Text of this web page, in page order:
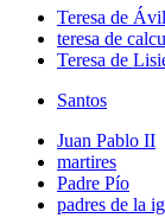
Teresa de
teresa de
Teresa de
Santos
Juan Pablo II
martires
Padre Pío
padres de la